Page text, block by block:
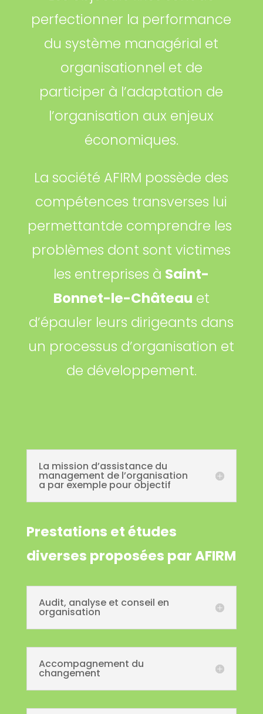
perfectionner la performance
du système managérial et
organisationnel et de
participer à l’adaptation de
l’organisation aux enjeux
économiques.
La société AFIRM possède des
compétences transverses lui
permettantde comprendre les
problèmes dont sont victimes
les entreprises à Saint-
Bonnet-le-Château et
d’épauler leurs dirigeants dans
un processus d’organisation et
de développement.
La mission d’assistance du
management de l’organisation
a par exemple pour objectif
Prestations et études
diverses proposées par AFIRM
Audit, analyse et conseil en
organisation
Accompagnement du
changement